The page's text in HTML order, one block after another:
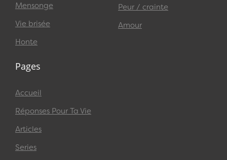
Mensonge
Vie brisée
Honte
Peur / crainte
Amour
Pages
Accueil
Réponses Pour Ta Vie
Articles
Series